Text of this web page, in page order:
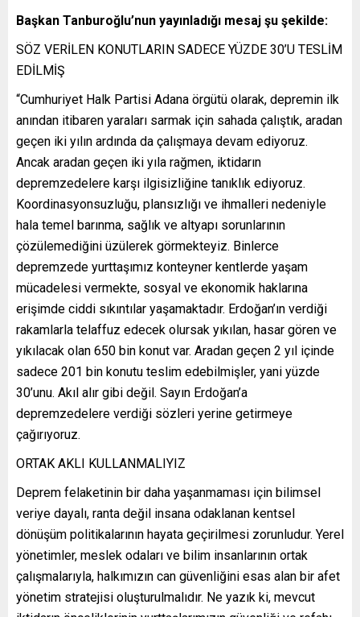
Başkan Tanburoğlu’nun yayınladığı mesaj şu şekilde:
SÖZ VERİLEN KONUTLARIN SADECE YÜZDE 30’U TESLİM
EDİLMİŞ
“Cumhuriyet Halk Partisi Adana örgütü olarak, depremin ilk
anından itibaren yaraları sarmak için sahada çalıştık, aradan
geçen iki yılın ardında da çalışmaya devam ediyoruz.
Ancak aradan geçen iki yıla rağmen, iktidarın
depremzedelere karşı ilgisizliğine tanıklık ediyoruz.
Koordinasyonsuzluğu, plansızlığı ve ihmalleri nedeniyle
hala temel barınma, sağlık ve altyapı sorunlarının
çözülemediğini üzülerek görmekteyiz. Binlerce
depremzede yurttaşımız konteyner kentlerde yaşam
mücadelesi vermekte, sosyal ve ekonomik haklarına
erişimde ciddi sıkıntılar yaşamaktadır. Erdoğan’ın verdiği
rakamlarla telaffuz edecek olursak yıkılan, hasar gören ve
yıkılacak olan 650 bin konut var. Aradan geçen 2 yıl içinde
sadece 201 bin konutu teslim edebilmişler, yani yüzde
30’unu. Akıl alır gibi değil. Sayın Erdoğan’a
depremzedelere verdiği sözleri yerine getirmeye
çağırıyoruz.
ORTAK AKLI KULLANMALIYIZ
Deprem felaketinin bir daha yaşanmaması için bilimsel
veriye dayalı, ranta değil insana odaklanan kentsel
dönüşüm politikalarının hayata geçirilmesi zorunludur. Yerel
yönetimler, meslek odaları ve bilim insanlarının ortak
çalışmalarıyla, halkımızın can güvenliğini esas alan bir afet
yönetim stratejisi oluşturulmalıdır. Ne yazık ki, mevcut